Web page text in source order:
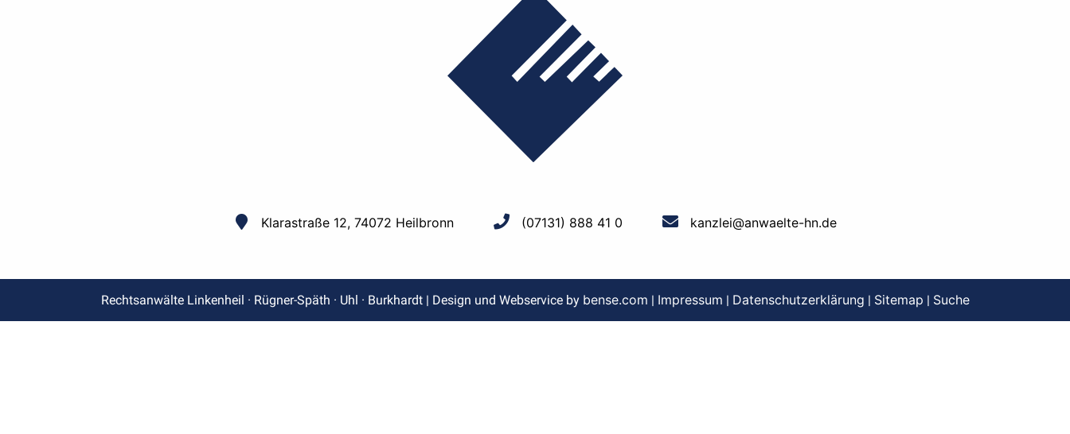
Klarastraße 12, 74072 Heilbronn (07131) 888 41 0 kanzlei@anwaelte-hn.de
Rechtsanwälte Linkenheil · Rügner-Späth · Uhl · Burkhardt | Design und Webservice by bense.com | Impressum | Datenschutzerklärung | Sitemap | Suche